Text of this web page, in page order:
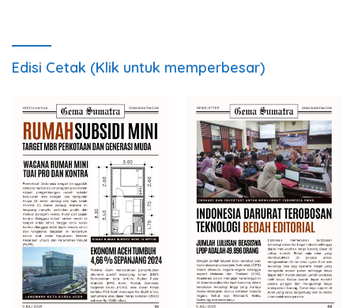
Edisi Cetak (Klik untuk memperbesar)